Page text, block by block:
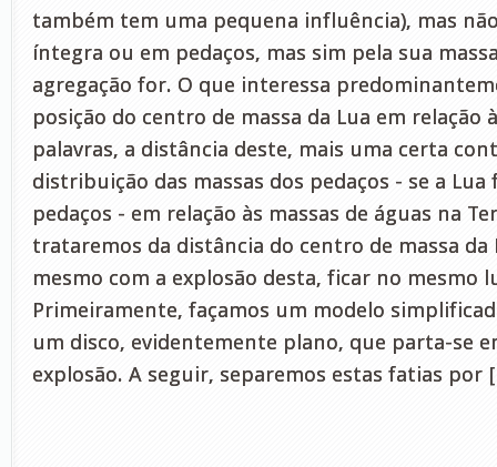
também tem uma pequena influência), mas
íntegra ou em pedaços, mas sim pela sua
agregação for. O que interessa
posição do centro de massa da Lua em relação
palavras, a distância deste, mais uma certa
distribuição das massas dos pedaços - se a Lua
pedaços - em relação às massas de águas na
trataremos da distância do centro de massa da
mesmo com a explosão desta, ficar no mesmo
Primeiramente, façamos um modelo
um disco, evidentemente plano, que parta-se
explosão. A seguir, separemos estas fatias por